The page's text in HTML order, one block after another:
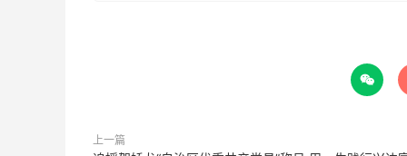

上一篇